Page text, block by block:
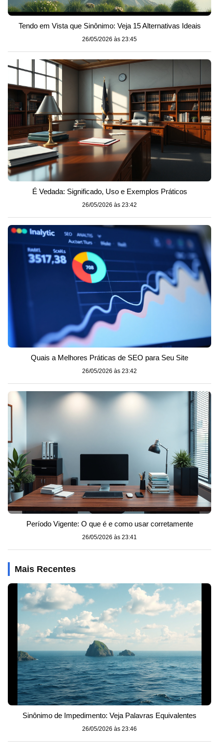
Tendo em Vista que Sinônimo: Veja 15 Alternativas Ideais
26/05/2026 às 23:45
É Vedada: Significado, Uso e Exemplos Práticos
26/05/2026 às 23:42
Quais a Melhores Práticas de SEO para Seu Site
26/05/2026 às 23:42
Período Vigente: O que é e como usar corretamente
26/05/2026 às 23:41
Mais Recentes
Sinônimo de Impedimento: Veja Palavras Equivalentes
26/05/2026 às 23:46